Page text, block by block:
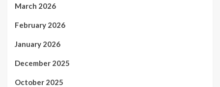
March 2026
February 2026
January 2026
December 2025
October 2025